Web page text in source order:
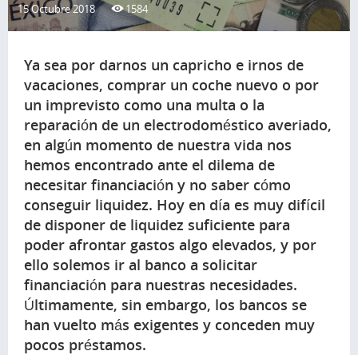
15 Octubre 2018 1584
Ya sea por darnos un capricho e irnos de
vacaciones, comprar un coche nuevo o por
un imprevisto como una multa o la
reparación de un electrodoméstico averiado,
en algún momento de nuestra vida nos
hemos encontrado ante el dilema de
necesitar financiación y no saber cómo
conseguir liquidez. Hoy en día es muy difícil
de disponer de liquidez suficiente para
poder afrontar gastos algo elevados, y por
ello solemos ir al banco a solicitar
financiación para nuestras necesidades.
Últimamente, sin embargo, los bancos se
han vuelto más exigentes y conceden muy
pocos préstamos.